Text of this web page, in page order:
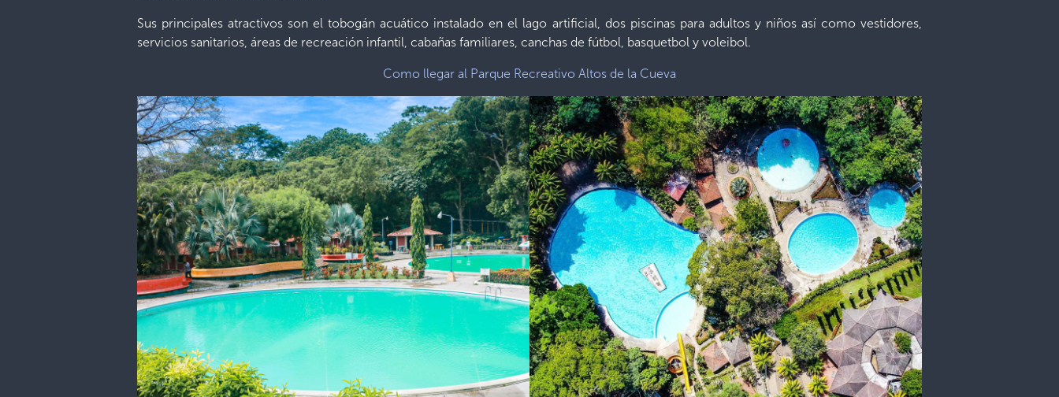
Sus principales atractivos son el tobogán acuático instalado en el lago artificial, dos piscinas para adultos y niños así como vestidores,
servicios sanitarios, áreas de recreación infantil, cabañas familiares, canchas de fútbol, basquetbol y voleibol.
Como llegar al Parque Recreativo Altos de la Cueva